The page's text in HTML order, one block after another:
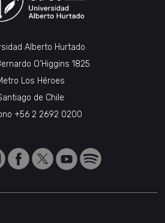
Alberto Hurtado
O’Higgins 1825
Los Héroes
de Chile
+56 2 2692 0200